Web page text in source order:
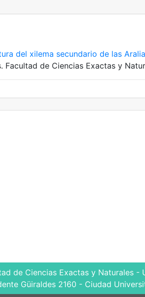
del xilema secundario de las
Facultad de Ciencias Exactas y
de Ciencias Exactas y Naturales -
Güiraldes 2160 - Ciudad